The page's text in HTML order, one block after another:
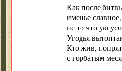
Как после
именье
не то что
Угодья
Кто жив,
с горбатым